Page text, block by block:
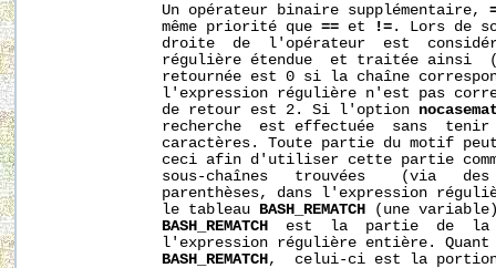
              Un opérateur binaire supplémentaire,
              même priorité que
== et != . Lors de
droite  de  l'opérateur  est
régulière étendue  et traitée ainsi
retournée est 0 si la chaîne
l'expression régulière n'est pas
              de retour est 2. Si l'option
recherche  est effectuée  sans
caractères. Toute partie du motif
ceci afin d'utiliser cette partie
sous-chaînes   trouvées    (via
parenthèses, dans l'expression
              le tableau
BASH_REMATCH
(une
BASH_REMATCH
est  la  partie  de
l'expression régulière entière.
BASH_REMATCH ,  celui-ci est la portion